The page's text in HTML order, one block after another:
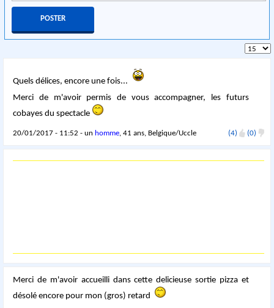
Quels délices, encore une fois...
Merci de m'avoir permis de vous accompagner, les futurs
cobayes du spectacle
20/01/2017 - 11:52 - un homme, 41 ans, Belgique/Uccle (4) (0)
Merci de m'avoir accueilli dans cette delicieuse sortie pizza et
désolé encore pour mon (gros) retard